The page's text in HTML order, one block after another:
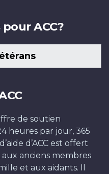
ACC?
de soutien
heures par jour, 365
d’ACC est offert
anciens membres
et aux aidants. Il